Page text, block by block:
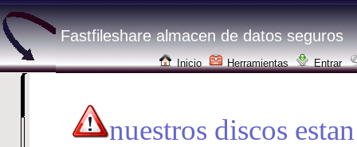
Inicio Herramientas Entrar
Fastfileshare almacen de datos seguros
nuestros discos